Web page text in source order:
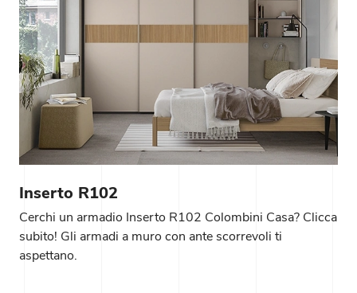
Inserto R102
Cerchi un armadio Inserto R102 Colombini Casa? Clicca
subito! Gli armadi a muro con ante scorrevoli ti
aspettano.